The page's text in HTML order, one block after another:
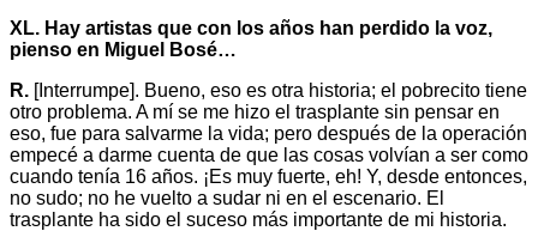
XL. Hay artistas que con los años han perdido la voz,
pienso en Miguel Bosé…
R. [Interrumpe]. Bueno, eso es otra historia; el pobrecito tiene
otro problema. A mí se me hizo el trasplante sin pensar en
eso, fue para salvarme la vida; pero después de la operación
empecé a darme cuenta de que las cosas volvían a ser como
cuando tenía 16 años. ¡Es muy fuerte, eh! Y, desde entonces,
no sudo; no he vuelto a sudar ni en el escenario. El
trasplante ha sido el suceso más importante de mi historia.